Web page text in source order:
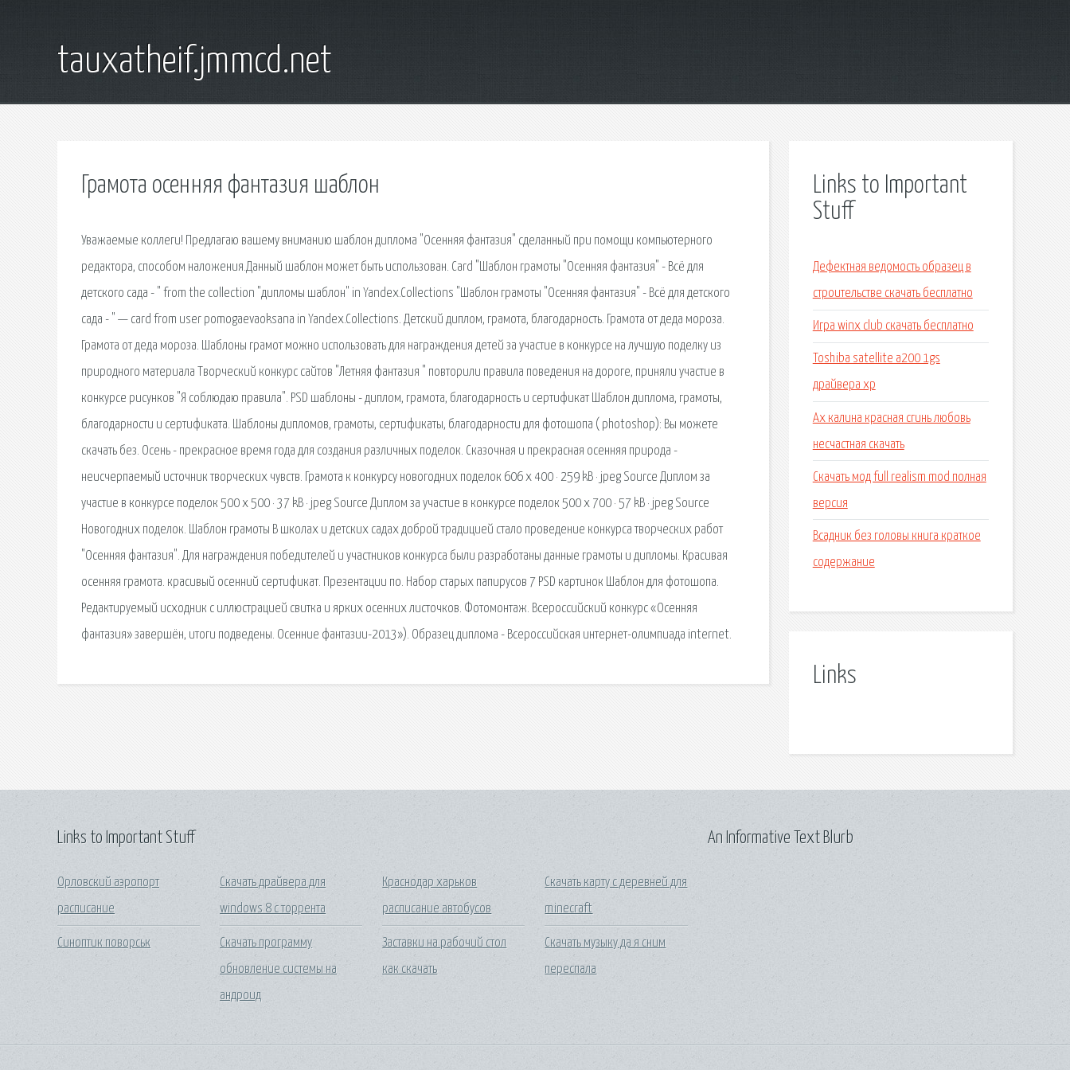
tauxatheif.jmmcd.net
Грамота осенняя фантазия шаблон
Уважаемые коллеги! Предлагаю вашему вниманию шаблон диплома "Осенняя фантазия" сделанный при помощи компьютерного
редактора, способом наложения.Данный шаблон может быть использован. Card "Шаблон грамоты "Осенняя фантазия" - Всё для
детского сада - " from the collection "дипломы шаблон" in Yandex.Collections "Шаблон грамоты "Осенняя фантазия" - Всё для детского
сада - " — card from user pomogaevaoksana in Yandex.Collections. Детский диплом, грамота, благодарность. Грамота от деда мороза.
Грамота от деда мороза. Шаблоны грамот можно использовать для награждения детей за участие в конкурсе на лучшую поделку из
природного материала Творческий конкурс сайтов "Летняя фантазия " повторили правила поведения на дороге, приняли участие в
конкурсе рисунков "Я соблюдаю правила". PSD шаблоны - диплом, грамота, благодарность и сертификат Шаблон диплома, грамоты,
благодарности и сертификата. Шаблоны дипломов, грамоты, сертификаты, благодарности для фотошопа ( photoshop): Вы можете
скачать без. Осень - прекрасное время года для создания различных поделок. Сказочная и прекрасная осенняя природа -
неисчерпаемый источник творческих чувств. Грамота к конкурсу новогодних поделок 606 x 400 · 259 kB · jpeg Source Диплом за
участие в конкурсе поделок 500 x 500 · 37 kB · jpeg Source Диплом за участие в конкурсе поделок 500 x 700 · 57 kB · jpeg Source
Новогодних поделок. Шаблон грамоты В школах и детских садах доброй традицией стало проведение конкурса творческих работ
"Осенняя фантазия". Для награждения победителей и участников конкурса были разработаны данные грамоты и дипломы. Красивая
осенняя грамота. красивый осенний сертификат. Презентации по. Набор старыx папирусов 7 PSD картинок Шаблон для фотошопа.
Редактируемый исходник с иллюстрацией свитка и ярких осенних листочков. Фотомонтаж. Всероссийский конкурс «Осенняя
фантазия» завершён, итоги подведены. Осенние фантазии-2013»). Образец диплома - Всероссийская интернет-олимпиада internet.
Links to Important
Stuff
Дефектная ведомость образец в
строительстве скачать бесплатно
Игра winx club скачать бесплатно
Toshiba satellite a200 1gs
драйвера xp
Ах калина красная сгинь любовь
несчастная скачать
Скачать мод full realism mod полная
версия
Всадник без головы книга краткое
содержание
Links
Links to Important Stuff
Орловский аэропорт
расписание
Синоптик поворськ
Скачать драйвера для
windows 8 с торрента
Скачать программу
обновление системы на
андроид
Краснодар харьков
расписание автобусов
Заставки на рабочий стол
как скачать
Скачать карту с деревней для
minecraft
Скачать музыку да я сним
переспала
An Informative Text Blurb